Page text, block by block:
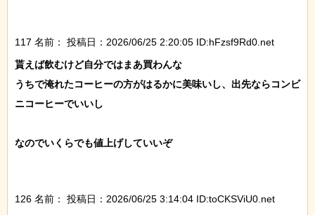
117 名前：
投稿日：2026/06/25 2:20:05 ID:hFzsf9Rd0.net
貰えば飲むけど自分ではまあ買わんな
うちで淹れたコーヒーの方がはるかに美味いし、出先ならコンビ
ニコーヒーでいいし
なのでいくらでも値上げしていいぞ
126 名前：
投稿日：2026/06/25 3:14:04 ID:toCKSViU0.net